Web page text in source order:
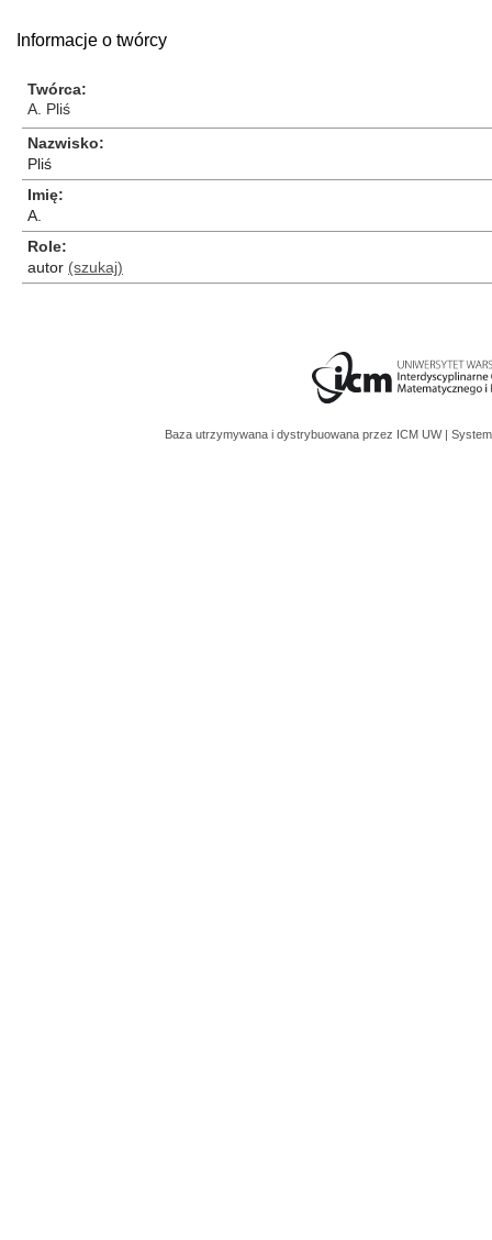
Informacje o twórcy
Twórca
A. Pliś
Nazwisko
Pliś
Imię
A.
Role
autor (szukaj)
Baza utrzymywana i dystrybuowana przez ICM UW |